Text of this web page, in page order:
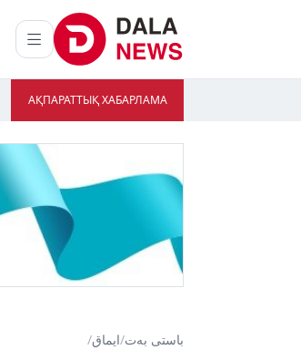
АҚПАРАТТЫҚ ХАБАРЛАМА
باستى بەت/ايماق/